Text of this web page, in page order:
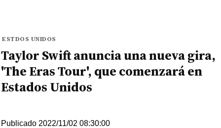
ESTDOS UNIDOS
Taylor Swift anuncia una nueva gira,
'The Eras Tour', que comenzará en
Estados Unidos
Publicado 2022/11/02 08:30:00